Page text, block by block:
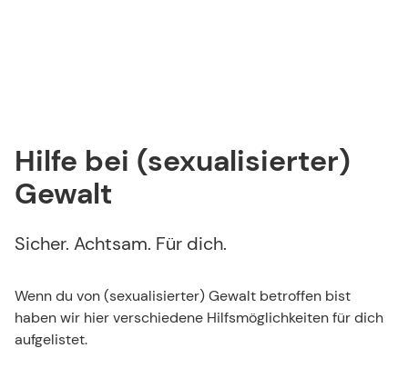
Hilfe bei (sexualisierter)
Gewalt
Sicher. Achtsam. Für dich.
Wenn du von (sexualisierter) Gewalt betroffen bist
haben wir hier verschiedene Hilfsmöglichkeiten für dich
aufgelistet.